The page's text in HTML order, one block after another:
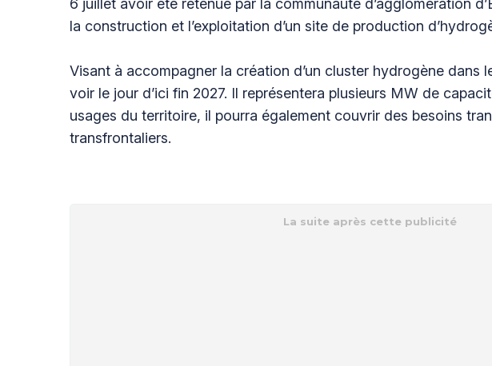
6 juillet avoir été retenue par la communauté d’agglomération
la construction et l’exploitation d’un site de production
Visant à accompagner la création d’un cluster hydrogène dans
voir le jour d’ici fin 2027. Il représentera plusieurs MW de
usages du territoire, il pourra également couvrir des besoins
transfrontaliers.